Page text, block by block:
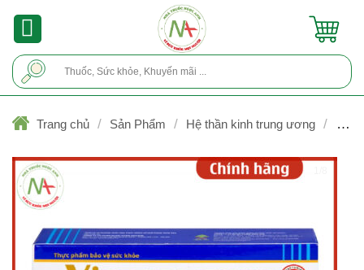
Trang chủ / Sản Phẩm / Hệ thần kinh trung ương /